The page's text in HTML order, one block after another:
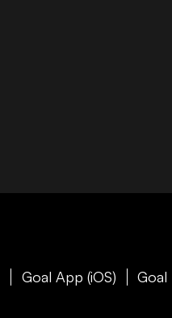
Goal App (iOS) Goal